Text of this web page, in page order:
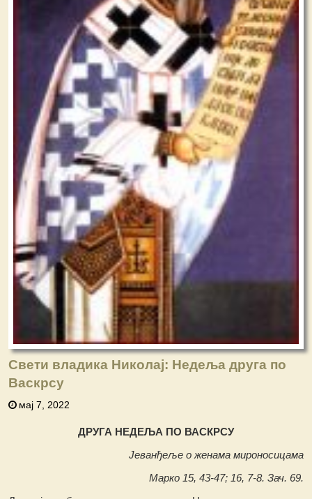
Свети владика Николај: Недеља друга по
Васкрсу
мај 7, 2022
ДРУГА НЕДЕЉА ПО ВАСКРСУ
Јеванђеље о женама мироносицама
Марко 15, 43-47; 16, 7-8. Зач. 69.